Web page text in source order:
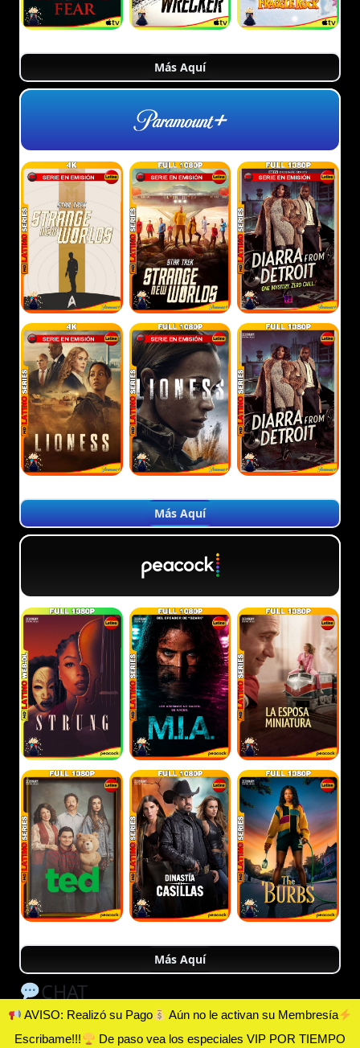
AVISO: Realizó su Pago
Aún no le activan su Membresía
Escribame!!!
De paso vea los especiales VIP POR TIEMPO
Más Aquí
Más Aquí
Más Aquí
CHAT